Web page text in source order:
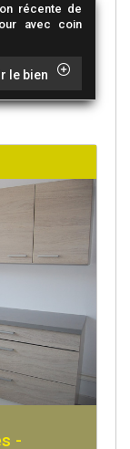
récente de
avec coin
le bien
-